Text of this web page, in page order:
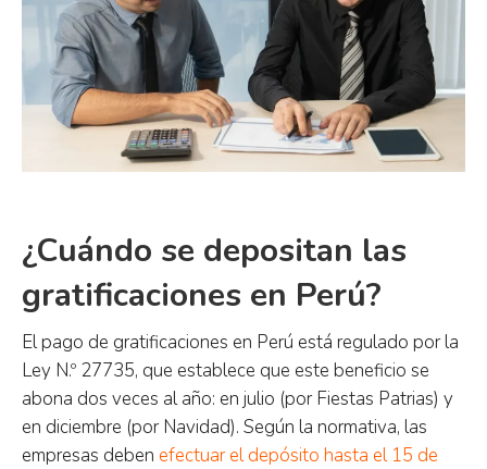
¿Cuándo se depositan las
gratificaciones en Perú?
El pago de gratificaciones en Perú está regulado por la
Ley N.º 27735, que establece que este beneficio se
abona dos veces al año: en julio (por Fiestas Patrias) y
en diciembre (por Navidad). Según la normativa, las
empresas deben efectuar el depósito hasta el 15 de